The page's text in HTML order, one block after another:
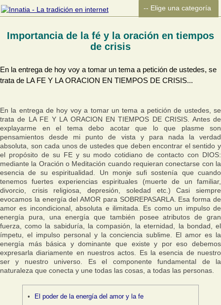
Importancia de la fé y la oración en tiempos
de crisis
En la entrega de hoy voy a tomar un tema a petición de ustedes, se
trata de LA FE Y LA ORACION EN TIEMPOS DE CRISIS...
En la entrega de hoy voy a tomar un tema a petición de ustedes, se
trata de LA FE Y LA ORACION EN TIEMPOS DE CRISIS. Antes de
explayarme en el tema debo acotar que lo que plasme son
pensamientos desde mi punto de vista y para nada la verdad
absoluta, son cada unos de ustedes que deben encontrar el sentido y
el propósito de su FE y su modo cotidiano de contacto con DIOS:
mediante la Oración o Meditación cuando requieran conectarse con la
esencia de su espiritualidad. Un monje sufi sostenía que cuando
tenemos fuertes experiencias espirituales (muerte de un familiar,
divorcio, crisis religiosa, depresión, soledad etc.) Casi siempre
evocamos la energía del AMOR para SOBREPASARLA. Esa forma de
amor es incondicional, absoluta e ilimitada. Es como un impulso de
energía pura, una energía que también posee atributos de gran
fuerza, como la sabiduría, la compasión, la eternidad, la bondad, el
ímpetu, el impulso personal y la conciencia sublime. El amor es la
energía más básica y dominante que existe y por eso debemos
expresarla diariamente en nuestros actos. Es la esencia de nuestro
ser y nuestro universo. Es el componente fundamental de la
naturaleza que conecta y une todas las cosas, a todas las personas.
El poder de la energía del amor y la fe